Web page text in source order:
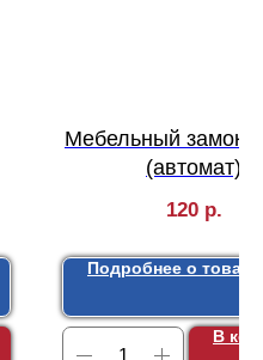
Мебельный замок
(автомат)
120 р.
Подробнее о товаре
В